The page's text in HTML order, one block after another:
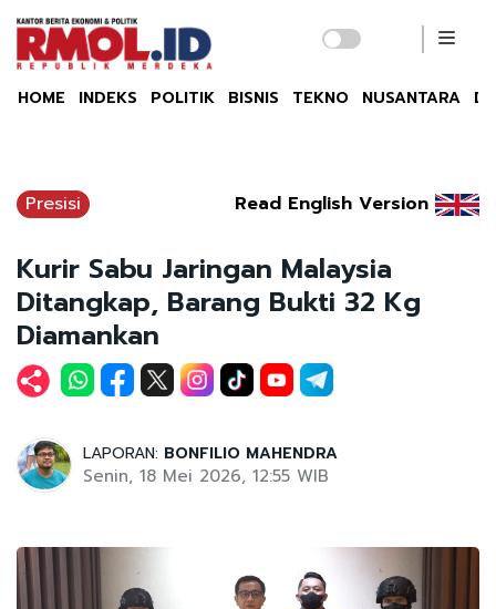
HOME INDEKS POLITIK BISNIS TEKNO NUSANTARA
Presisi Read English Version
Kurir Sabu Jaringan Malaysia
Ditangkap, Barang Bukti 32 Kg
Diamankan
LAPORAN: BONFILIO MAHENDRA
Senin, 18 Mei 2026, 12:55 WIB